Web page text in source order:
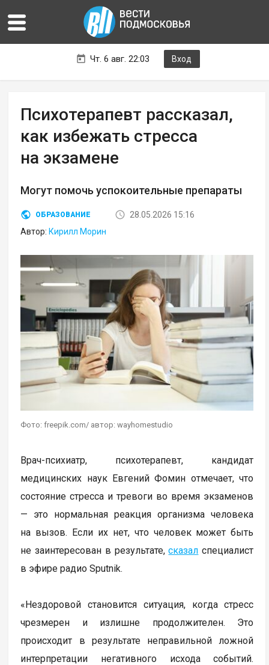
Чт. 6 авг. 22:03 Вход
Психотерапевт рассказал,
как избежать стресса
на экзамене
Могут помочь успокоительные препараты
ОБРАЗОВАНИЕ
28.05.2026 15:16
Автор: Кирилл Морин
Фото: freepik.com/ автор: wayhomestudio
Врач-психиатр, психотерапевт, кандидат
медицинских наук Евгений Фомин отмечает, что
состояние стресса и тревоги во время экзаменов
— это нормальная реакция организма человека
на вызов. Если их нет, что человек может быть
не заинтересован в результате,сказал специалист
в эфире радио Sputnik.
«Нездоровой становится ситуация, когда стресс
чрезмерен и излишне продолжителен. Это
происходит в результате неправильной ложной
интерпретации негативного исхода событий.